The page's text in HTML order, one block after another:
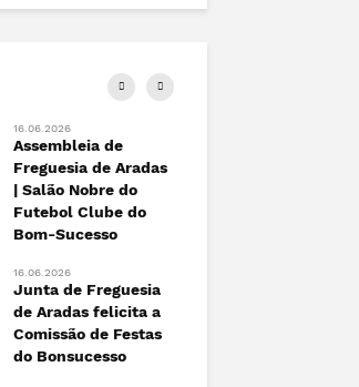
16.06.2026
Assembleia de
Freguesia de Aradas
| Salão Nobre do
Futebol Clube do
Bom-Sucesso
16.06.2026
Junta de Freguesia
de Aradas felicita a
Comissão de Festas
do Bonsucesso